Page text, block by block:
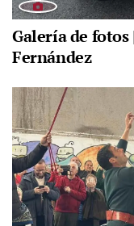
Galería de fotos
Fernández